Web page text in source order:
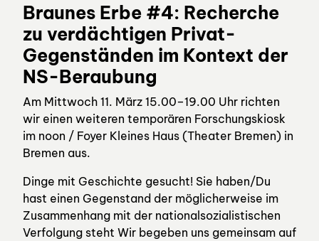
Braunes Erbe #4: Recherche
zu verdächtigen Privat-
Gegenständen im Kontext der
NS-Beraubung
Am Mittwoch 11. März 15.00–19.00 Uhr richten
wir einen weiteren temporären Forschungskiosk
im noon / Foyer Kleines Haus (Theater Bremen) in
Bremen aus.
Dinge mit Geschichte gesucht! Sie haben/Du
hast einen Gegenstand der möglicherweise im
Zusammenhang mit der nationalsozialistischen
Verfolgung steht Wir begeben uns gemeinsam auf